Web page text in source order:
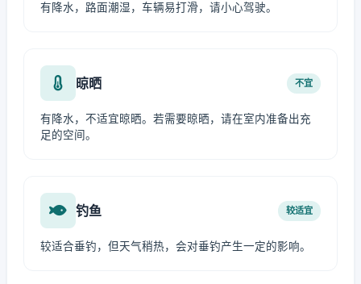
有降水，路面潮湿，车辆易打滑，请小心驾驶。
晾晒 不宜
有降水，不适宜晾晒。若需要晾晒，请在室内准备出充
足的空间。
钓鱼 较适宜
较适合垂钓，但天气稍热，会对垂钓产生一定的影响。